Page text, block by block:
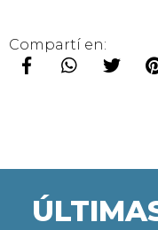
Compartí en: